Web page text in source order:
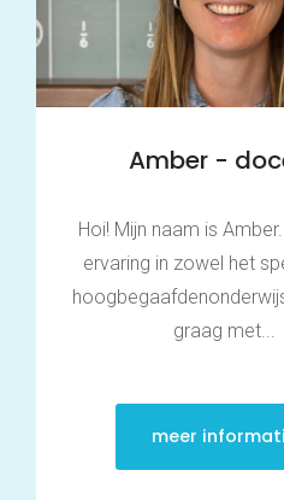
Amber -
Hoi! Mijn naam is
ervaring in zowel het
graag met...
meer